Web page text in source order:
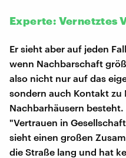
Experte: Vernetztes
Er sieht aber auf jeden
wenn Nachbarschaft
also nicht nur auf das
sondern auch Kontakt zu
Nachbarhäusern
"Vertrauen in
sieht einen großen
die Straße lang und hat